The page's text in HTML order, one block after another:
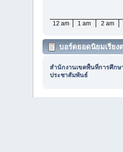
12 am 1 am 2 am
บอร์ดยอดนิยมเรียง
สำนักงานเขตพื้นที่การศึกษ
ประชาสัมพันธ์